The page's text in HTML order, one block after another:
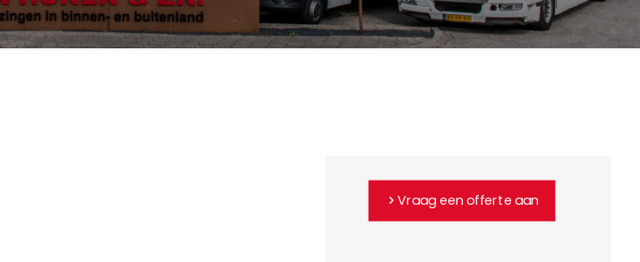
Vraag een offerte aan